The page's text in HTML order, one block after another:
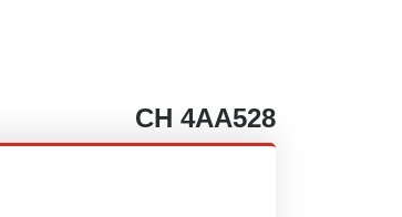
CH 4AA528